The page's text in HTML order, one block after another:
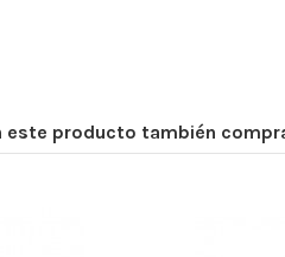
este producto también